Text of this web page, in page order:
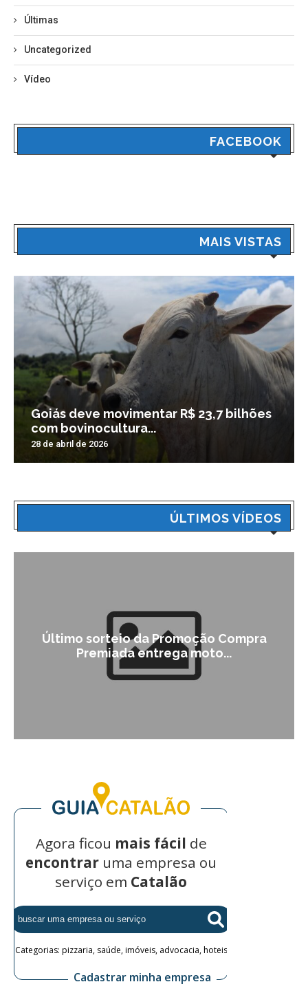
Últimas
Uncategorized
Vídeo
FACEBOOK
MAIS VISTAS
Goiás deve movimentar R$ 23,7 bilhões
com bovinocultura...
28 de abril de 2026
ÚLTIMOS VÍDEOS
Campanha institucional de Catalão